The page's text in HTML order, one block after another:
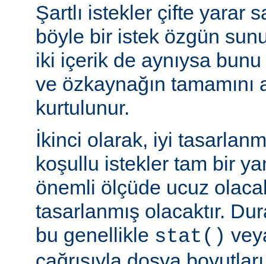
Şartlı istekler çifte yarar
böyle bir istek özgün
iki içerik de aynıysa
ve özkaynağın
kurtulunur.
İkinci olarak, iyi
koşullu istekler tam bir
önemli ölçüde ucuz
tasarlanmış olacaktır.
bu genellikle stat()